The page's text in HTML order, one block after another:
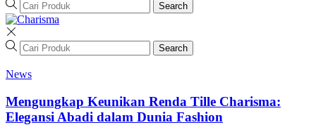
Search
Search
News
Mengungkap Keunikan Renda Tille Charisma:
Elegansi Abadi dalam Dunia Fashion